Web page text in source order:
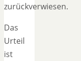
zurückverwiesen.
Das
Urteil
ist